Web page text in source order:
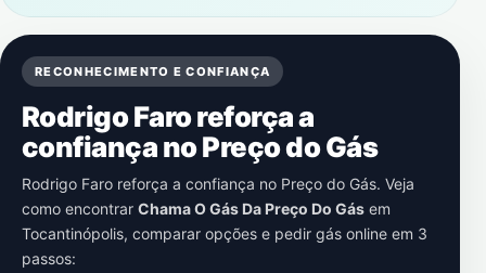
RECONHECIMENTO E CONFIANÇA
Rodrigo Faro reforça a
confiança no Preço do Gás
Rodrigo Faro reforça a confiança no Preço do Gás. Veja
como encontrar Chama O Gás Da Preço Do Gás em
Tocantinópolis, comparar opções e pedir gás online em 3
passos: